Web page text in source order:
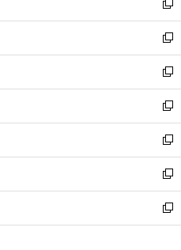
く
で
開
く
ド
ウ
で
開
く
ィ
ン
ド
ウ
で
開
く
い
ウ
ィ
ン
ド
ウ
で
開
く
新
し
い
ウ
ィ
ン
ド
ウ
で
開
く
新
し
い
ウ
ィ
ン
ド
ウ
で
開
く
新
し
い
ウ
ィ
ン
ド
ウ
で
開
新
し
い
ウ
ィ
ン
ド
ウ
新
し
い
ウ
ィ
ン
新
し
い
ウ
新
し